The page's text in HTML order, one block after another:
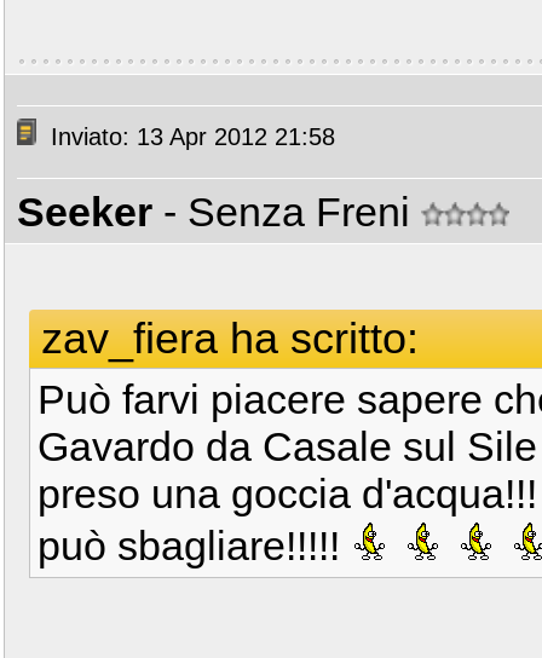
Inviato: 13 Apr 2012 21:58
Seeker - Senza Freni
zav_fiera ha scritto:
Può farvi piacere sapere
Gavardo da Casale sul
preso una goccia
può sbagliare!!!!!